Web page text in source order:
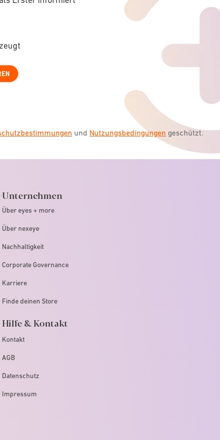
und Nutzungsbedingungen geschützt.
Unternehmen
Über eyes + more
Über nexeye
Nachhaltigkeit
Corporate Governance
Karriere
Finde deinen Store
Hilfe & Kontakt
Kontakt
AGB
Datenschutz
Impressum